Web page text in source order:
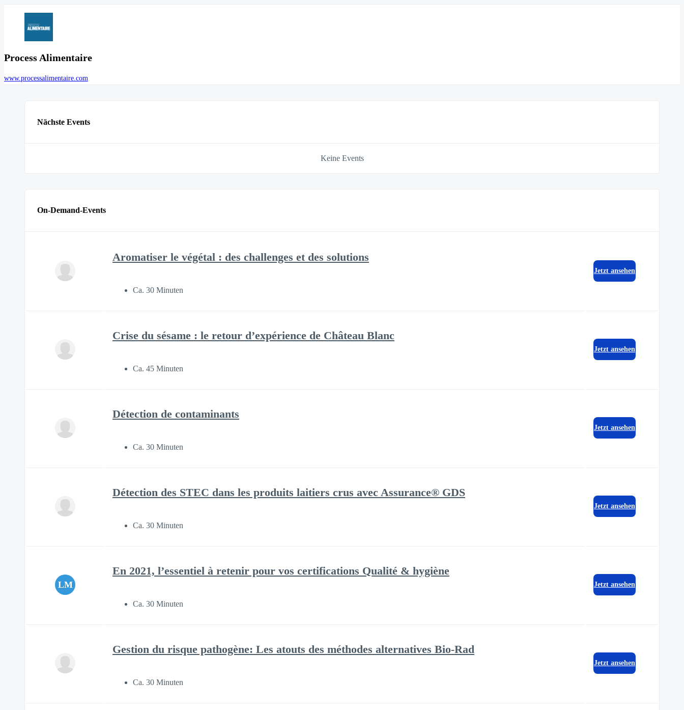
Process Alimentaire
www.processalimentaire.com
Nächste Events
Keine Events
On-Demand-Events
Aromatiser le végétal : des challenges et des solutions
Ca. 30 Minuten
Jetzt ansehen
Crise du sésame : le retour d’expérience de Château Blanc
Ca. 45 Minuten
Jetzt ansehen
Détection de contaminants
Ca. 30 Minuten
Jetzt ansehen
Détection des STEC dans les produits laitiers crus avec Assurance® GDS
Ca. 30 Minuten
Jetzt ansehen
LM
En 2021, l’essentiel à retenir pour vos certifications Qualité & hygiène
Ca. 30 Minuten
Jetzt ansehen
Gestion du risque pathogène: Les atouts des méthodes alternatives Bio-Rad
Ca. 30 Minuten
Jetzt ansehen